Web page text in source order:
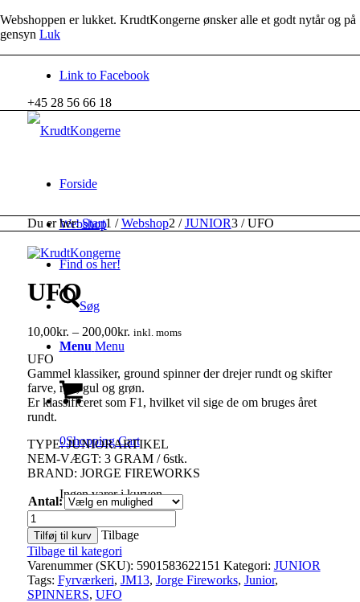
Webshoppen er lukket. KrudtKongerne ønsker alle et godt nytår og på
gensyn Luk
Link to Facebook
+45 28 56 66 18
Forside
Webshop
Find os her!
Søg
Menu Menu
0Shopping Cart
Ingen varer i kurven.
Du er her: Start1 / Webshop2 / JUNIOR3 / UFO
UFO
10,00kr. – 200,00kr. Prisinterval:
200,00kr.
inkl. moms
UFO
Gammel klassiker, ground spinner der drejer rundt og skifter
farve, rød, gul og grøn.
Er klassificeret som F1, hvilket vil sige de om bruges året
rundt.
TYPE: JUNIORARTIKEL
NEM-VÆGT: 3 GRAM / 6stk.
BRAND: JORGE FIREWORKS
Antal:
UFO
antal
Tilføj til kurv
Tilbage
Tilbage til kategori
Varenummer (SKU): 5901583622151 Kategori: JUNIOR
Tags: Fyrværkeri, JM13, Jorge Fireworks, Junior,
SPINNERS, UFO